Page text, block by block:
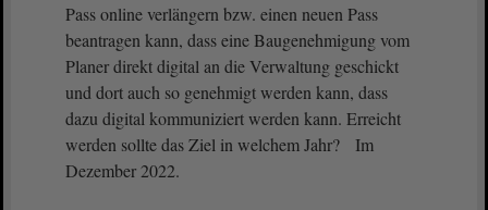
Pass online verlängern bzw. einen neuen Pass
beantragen kann, dass eine Baugenehmigung vom
Planer direkt digital an die Verwaltung geschickt
und dort auch so genehmigt werden kann, dass
dazu digital kommuniziert werden kann. Erreicht
werden sollte das Ziel in welchem Jahr? Im
Dezember 2022.